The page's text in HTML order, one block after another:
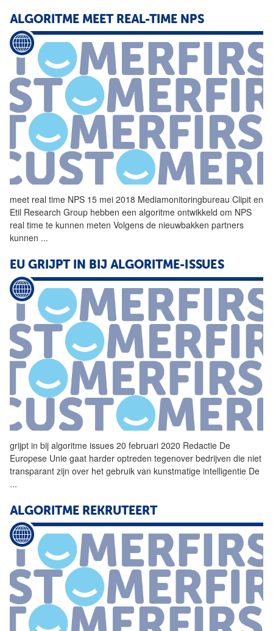
ALGORITME MEET REAL-TIME NPS
meet real time NPS 15 mei 2018 Mediamonitoringbureau Clipit en
Etil Research Group hebben een algoritme ontwikkeld om NPS
real time te kunnen meten Volgens de nieuwbakken partners
kunnen ...
EU GRIJPT IN BIJ ALGORITME-ISSUES
grijpt in bij algoritme issues 20 februari 2020 Redactie De
Europese Unie gaat harder optreden tegenover bedrijven die niet
transparant zijn over het gebruik van kunstmatige intelligentie De
...
ALGORITME REKRUTEERT